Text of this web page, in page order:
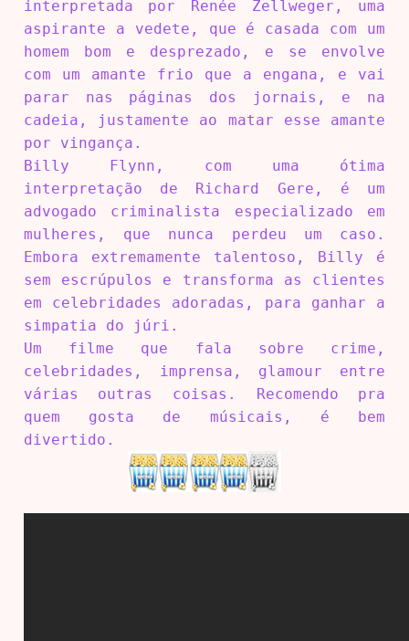
interpretada por Renée Zellweger, uma
aspirante a vedete, que é casada com um
homem bom e desprezado, e se envolve
com um amante frio que a engana, e vai
parar nas páginas dos jornais, e na
cadeia, justamente ao matar esse amante
por vingança.
Billy Flynn, com uma ótima
interpretação de Richard Gere, é um
advogado criminalista especializado em
mulheres, que nunca perdeu um caso.
Embora extremamente talentoso, Billy é
sem escrúpulos e transforma as clientes
em celebridades adoradas, para ganhar a
simpatia do júri.
Um filme que fala sobre crime,
celebridades, imprensa, glamour entre
várias outras coisas. Recomendo pra
quem gosta de músicais, é bem
divertido.